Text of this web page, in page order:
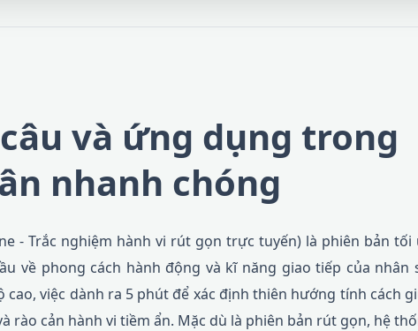
và ứng dụng trong
nhanh chóng
- Trắc nghiệm hành vi rút gọn trực tuyến) là phiên bản tối
về phong cách hành động và kĩ năng giao tiếp của nhân
việc dành ra 5 phút để xác định thiên hướng tính cách
rào cản hành vi tiềm ẩn. Mặc dù là phiên bản rút gọn, hệ